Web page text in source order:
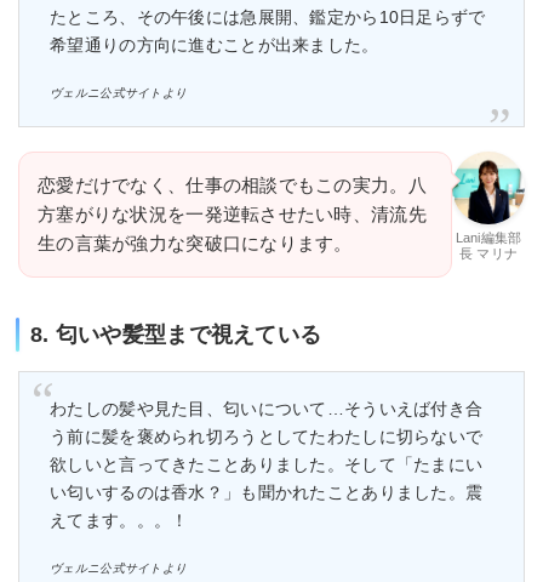
たところ、その午後には急展開、鑑定から10日足らずで
希望通りの方向に進むことが出来ました。
ヴェルニ公式サイトより
Lani編集部
長 マリナ
恋愛だけでなく、仕事の相談でもこの実力。八
方塞がりな状況を一発逆転させたい時、清流先
生の言葉が強力な突破口になります。
8. 匂いや髪型まで視えている
わたしの髪や見た目、匂いについて…そういえば付き合
う前に髪を褒められ切ろうとしてたわたしに切らないで
欲しいと言ってきたことありました。そして「たまにい
い匂いするのは香水？」も聞かれたことありました。震
えてます。。。！
ヴェルニ公式サイトより